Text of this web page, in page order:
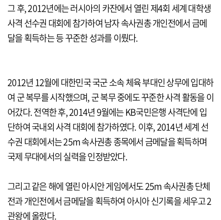
그 후, 2012년에는 러시아의 카잔에서 열린 제4회 세계 대학생
사격 선수권 대회에 참가하여 남자 속사권총 개인전에서 금메
달을 획득하는 등 꾸준한 성과를 이뤘다.
2012년 12월에 대한민국 국군 소속 체육 부대인 상무에 입대하
여 군 복무를 시작했으며, 군 복무 중에도 꾸준한 사격 활동을 이
어갔다. 전역한 후, 2014년 9월에는 KB국민은행 사격단에 입
단하여 국내외 사격 대회에 참가하였다. 이후, 2014년 세계 선
수권 대회에서는 25m 속사권총 종목에서 금메달을 획득하며
국제 무대에서의 실력을 인정받았다.
그리고 같은 해에 열린 아시안 게임에서도 25m 속사권총 단체
전과 개인전에서 금메달을 획득하여 아시아 신기록을 세우고 2
관왕에 올랐다.